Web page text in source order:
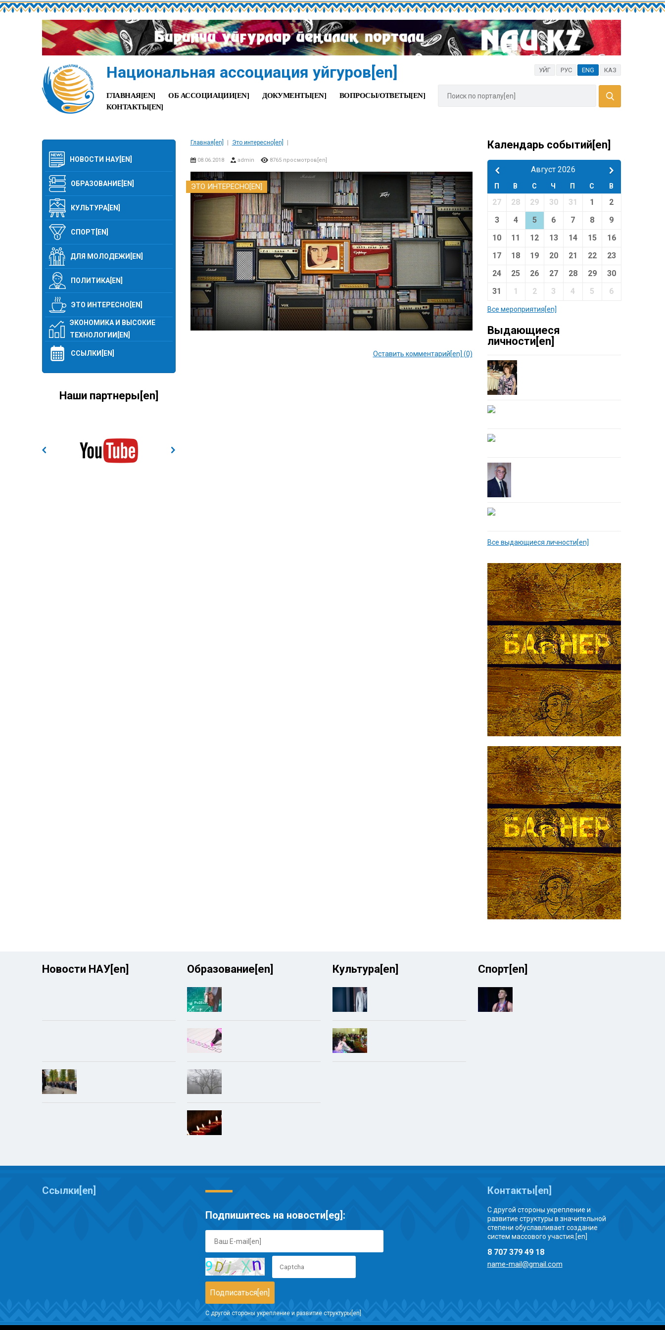
Национальная ассоциация уйгуров[en] УЙГ РУС ENG КАЗ
ГЛАВНАЯ[EN] ОБ АССОЦИАЦИИ[EN] ДОКУМЕНТЫ[EN]
ВОПРОСЫ/ОТВЕТЫ[EN]
КОНТАКТЫ[EN]
НОВОСТИ НАУ[EN]
ОБРАЗОВАНИЕ[EN]
КУЛЬТУРА[EN]
СПОРТ[EN]
ДЛЯ МОЛОДЕЖИ[EN]
ПОЛИТИКА[EN]
ЭТО ИНТЕРЕСНО[EN]
ЭКОНОМИКА И ВЫСОКИЕ
ТЕХНОЛОГИИ[EN]
ССЫЛКИ[EN]
Наши партнеры[en]
Главная[en] Это интересно[en]
08.06.2018 admin 8765 просмотров[en]
ЭТО ИНТЕРЕСНО[EN]
Оставить комментарий[en] (0)
Календарь событий[en]
Август 2026
П В С Ч П С В
27 28 29 30 31 1
2
3
4 5 6 7 8
9
10
11 12 13 14 15
16
17
18 19 20 21 22
23
24
25 26 27 28 29
30
31
1 2 3 4 5 6
Все мероприятия[en]
Выдающиеся
личности[en]
Все выдающиеся личности[en]
Новости НАУ[en] Образование[en] Культура[en] Спорт[en]
Ссылки[en]
Подпишитесь на новости[eg]:
С другой стороны укрепление и развитие структуры[en]
Контакты[en]
С другой стороны укрепление и
развитие структуры в значительной
степени обуславливает создание
систем массового участия.[en]
8 707 379 49 18
name-mail@gmail.com